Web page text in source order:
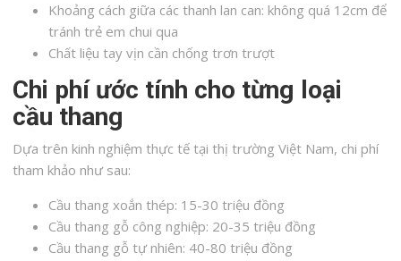
Khoảng cách giữa các thanh lan can: không quá 12cm để
tránh trẻ em chui qua
Chất liệu tay vịn cần chống trơn trượt
Chi phí ước tính cho từng loại
cầu thang
Dựa trên kinh nghiệm thực tế tại thị trường Việt Nam, chi phí
tham khảo như sau:
Cầu thang xoắn thép: 15-30 triệu đồng
Cầu thang gỗ công nghiệp: 20-35 triệu đồng
Cầu thang gỗ tự nhiên: 40-80 triệu đồng